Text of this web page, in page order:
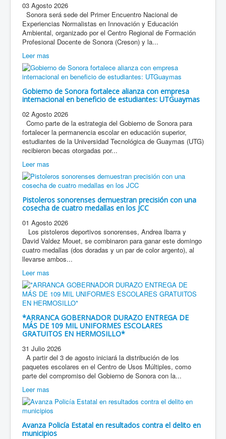
03 Agosto 2026
Sonora será sede del Primer Encuentro Nacional de
Experiencias Normalistas en Innovación y Educación
Ambiental, organizado por el Centro Regional de Formación
Profesional Docente de Sonora (Creson) y la...
Leer mas
Gobierno de Sonora fortalece alianza con empresa
internacional en beneficio de estudiantes: UTGuaymas
02 Agosto 2026
Como parte de la estrategia del Gobierno de Sonora para
fortalecer la permanencia escolar en educación superior,
estudiantes de la Universidad Tecnológica de Guaymas (UTG)
recibieron becas otorgadas por...
Leer mas
Pistoleros sonorenses demuestran precisión con una
cosecha de cuatro medallas en los JCC
01 Agosto 2026
Los pistoleros deportivos sonorenses, Andrea Ibarra y
David Valdez Mouet, se combinaron para ganar este domingo
cuatro medallas (dos doradas y un par de color argento), al
llevarse ambos...
Leer mas
*ARRANCA GOBERNADOR DURAZO ENTREGA DE
MÁS DE 109 MIL UNIFORMES ESCOLARES
GRATUITOS EN HERMOSILLO*
31 Julio 2026
A partir del 3 de agosto iniciará la distribución de los
paquetes escolares en el Centro de Usos Múltiples, como
parte del compromiso del Gobierno de Sonora con la...
Leer mas
Avanza Policía Estatal en resultados contra el delito en
municipios